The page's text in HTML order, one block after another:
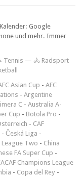
Google
und mehr. Immer
Tennis — 🚴 Radsport
Asian Cup - AFC
- Argentine
C - Australia A-
Cup - Botola Pro -
- CAF
- Česká Liga -
League Two - China
FA Super Cup -
Champions League
- Copa del Rey -